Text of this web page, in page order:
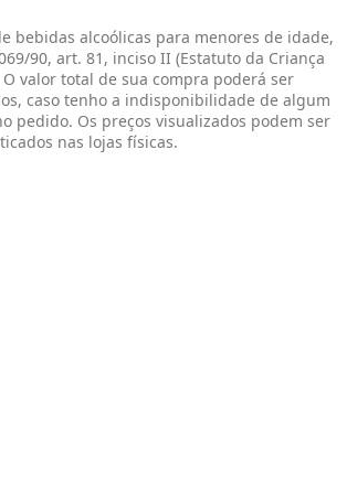
bebidas alcoólicas para menores de idade,
90, art. 81, inciso II (Estatuto da Criança
valor total de sua compra poderá ser
caso tenho a indisponibilidade de algum
pedido. Os preços visualizados podem ser
nas lojas físicas.